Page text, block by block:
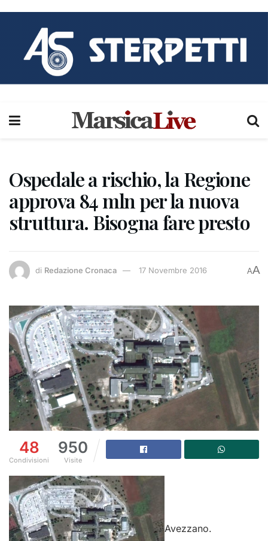
Ospedale a rischio, la Regione
approva 84 mln per la nuova
struttura. Bisogna fare presto
di Redazione Cronaca 17 Novembre 2016 AA
48
Condivisioni
950
Visite
Avezzano.